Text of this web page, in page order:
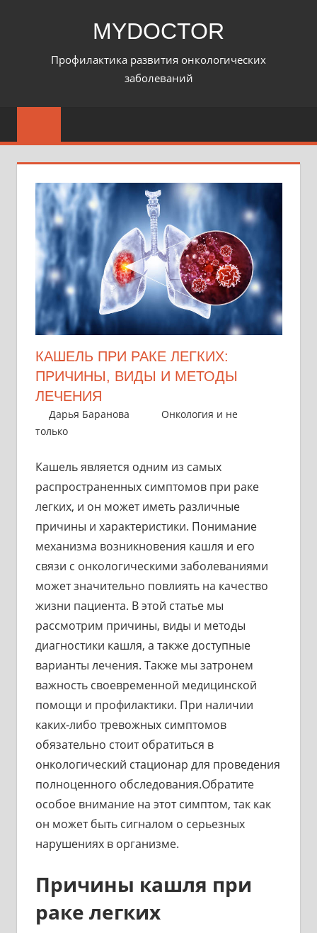
MYDOCTOR
Профилактика развития онкологических
заболеваний
КАШЕЛЬ ПРИ РАКЕ ЛЕГКИХ:
ПРИЧИНЫ, ВИДЫ И МЕТОДЫ
ЛЕЧЕНИЯ
1 сентября 2024
Дарья Баранова
Онкология и не
только
Кашель является одним из самых
распространенных симптомов при раке
легких, и он может иметь различные
причины и характеристики. Понимание
механизма возникновения кашля и его
связи с онкологическими заболеваниями
может значительно повлиять на качество
жизни пациента. В этой статье мы
рассмотрим причины, виды и методы
диагностики кашля, а также доступные
варианты лечения. Также мы затронем
важность своевременной медицинской
помощи и профилактики. При наличии
каких-либо тревожных симптомов
обязательно стоит обратиться в
онкологический стационар для проведения
полноценного обследования.Обратите
особое внимание на этот симптом, так как
он может быть сигналом о серьезных
нарушениях в организме.
Причины кашля при
раке легких